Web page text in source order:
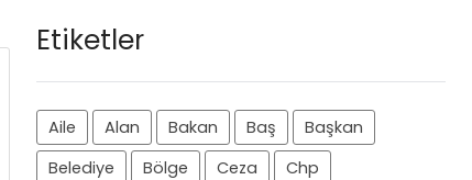
Etiketler
Aile Alan Bakan Baş
Başkan
Belediye
Bölge Ceza
Chp